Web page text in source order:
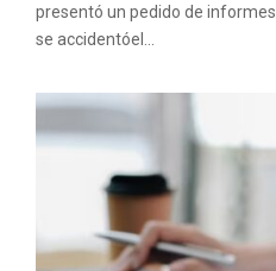
presentó un pedido de
se accidentóel...